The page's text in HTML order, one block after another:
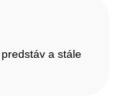
a stále